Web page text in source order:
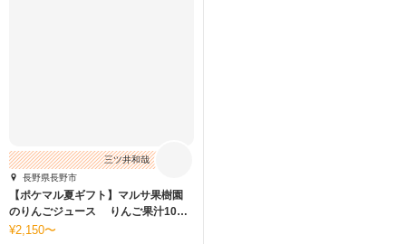
【ポケマル夏ギフト】マルサ果樹園
のりんごジュース りんご果汁100%
使用
2,150〜
三ツ井和哉
長野県長野市